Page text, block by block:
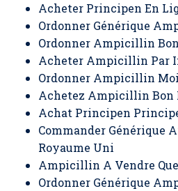
Acheter Principen En
Ordonner Générique
Ordonner Ampicillin
Acheter Ampicillin Par
Ordonner Ampicillin
Achetez Ampicillin Bon
Achat Principen
Commander
Royaume Uni
Ampicillin A Vendre
Ordonner Générique